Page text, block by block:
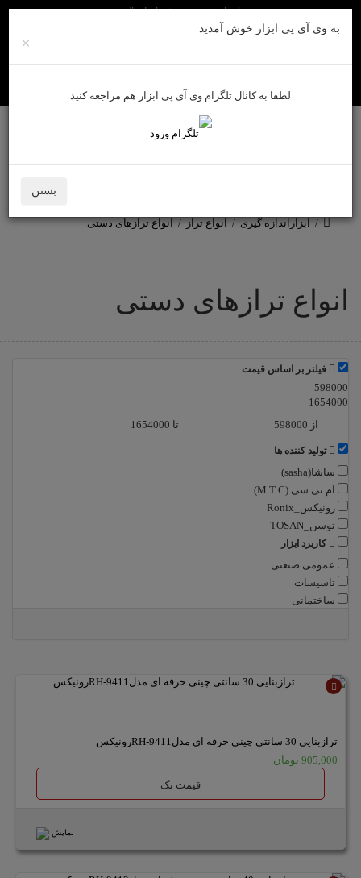
راهنمای خرید روش های ارسال
ابزاراندازه گیری انواع تراز انواع ترازهای دستی
انواع ترازهای دستی
فیلتر بر اساس قیمت
598000
1654000
از
تا
تولید کننده ها
ساشا(sasha)
ام تی سی (M T C)
رونیکس_Ronix
توسن_TOSAN
کاربرد ابزار
عمومی صنعتی
تاسیسات
ساختمانی
ترازبنایی 30 سانتی چینی حرفه ای مدلRH-9411رونیکس
905,000 تومان
قیمت تک
نمایش
به وی آی پی ابزار خوش آمدید
×
لطفا به کانال تلگرام وی آی پی ابزار هم مراجعه کنید
بستن